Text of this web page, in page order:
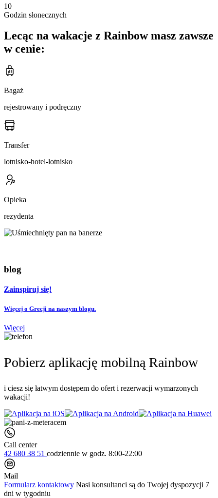
10
Godzin słonecznych
Lecąc na wakacje z Rainbow masz zawsze
w cenie:
Bagaż
rejestrowany i podręczny
Transfer
lotnisko-hotel-lotnisko
Opieka
rezydenta
blog
Zainspiruj się!
Więcej o Grecji na naszym blogu.
Więcej
Pobierz aplikację mobilną Rainbow
i ciesz się łatwym dostępem do ofert i rezerwacji wymarzonych
wakacji!
Call center
42 680 38 51 codziennie w godz. 8:00-22:00
Mail
Formularz kontaktowy Nasi konsultanci są do Twojej dyspozycji 7
dni w tygodniu